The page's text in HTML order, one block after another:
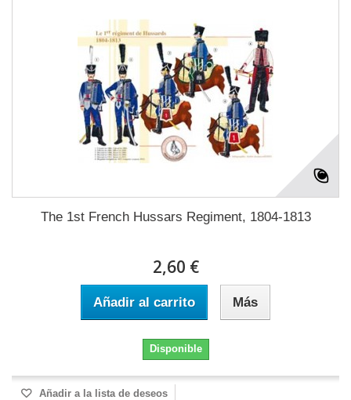
The 1st French Hussars Regiment, 1804-1813
2,60 €
Añadir al carrito Más
Disponible
Añadir a la lista de deseos